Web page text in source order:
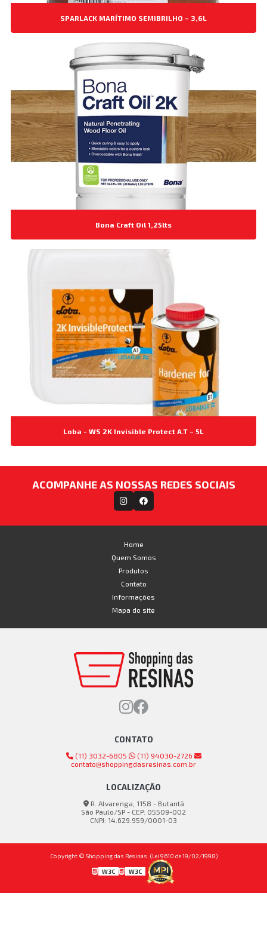
SPARLACK MARÍTIMO SEMIBRILHO – 3,6L
Bona Craft Oil 1,25lts
Loba - WS 2K Invisible Protect A.T – 5L
ACOMPANHE AS NOSSAS REDES SOCIAIS
Home
Quem Somos
Produtos
Contato
Informações
Mapa do site
CONTATO
(11) 3032-6805
(11) 94030-2726
contato@shoppingdasresinas.com.br
LOCALIZAÇÃO
R. Alvarenga, 1158 - Butantã
São Paulo/SP - CEP: 05509-002
CNPJ: 14.629.959/0001-03
Copyright © Shopping das Resinas. (Lei 9610 de 19/02/1998)
W3C W3C